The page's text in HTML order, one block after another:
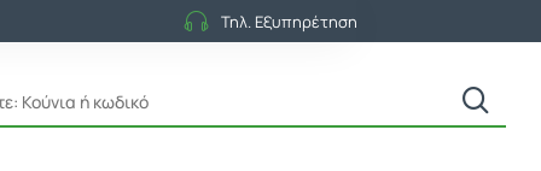
Τηλ. Εξυπηρέτηση